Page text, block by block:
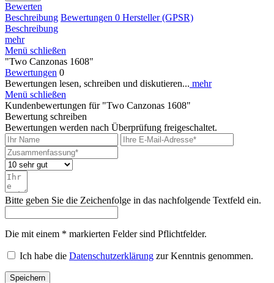
Bewerten
Beschreibung Bewertungen 0 Hersteller (GPSR)
Beschreibung
mehr
Menü schließen
"Two Canzonas 1608"
Bewertungen 0
Bewertungen lesen, schreiben und diskutieren... mehr
Menü schließen
Kundenbewertungen für "Two Canzonas 1608"
Bewertung schreiben
Bewertungen werden nach Überprüfung freigeschaltet.
Bitte geben Sie die Zeichenfolge in das nachfolgende Textfeld ein.
Die mit einem * markierten Felder sind Pflichtfelder.
Ich habe die Datenschutzerklärung zur Kenntnis genommen.
Speichern